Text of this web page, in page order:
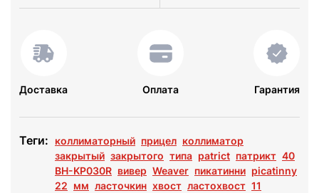
Доставка Оплата Гарантия
Теги: коллиматорный прицел коллиматор
закрытый закрытого типа patrict патрикт 40
BH-KP030R вивер Weaver пикатинни picatinny
22 мм ласточкин хвост ластохвост 11